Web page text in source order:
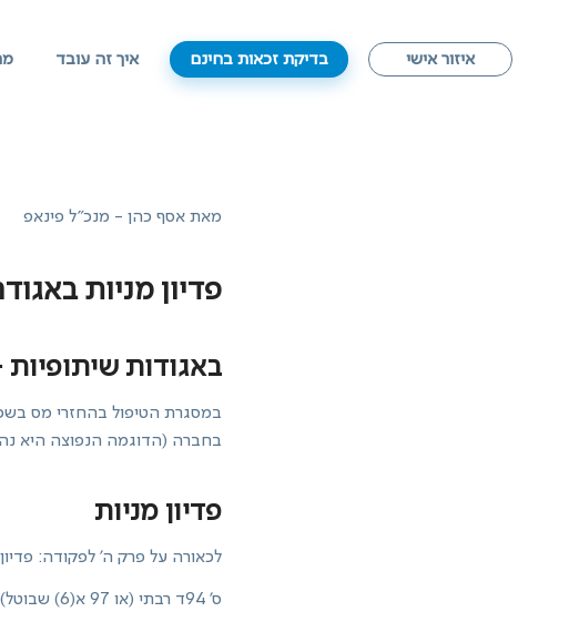
איזור אישי בדיקת זכאות בחינם איך זה עובד
מאת אסף כהן - מנכ"ל פינאפ
פדיון מניות
באגודות שיתופיות
במסגרת הטיפול בהחזרי מס
בחברה (הדוגמה הנפוצה היא
פדיון מניות
לכאורה על פרק ה' לפקודה:
ס' 94ד רבתי (או 97 א(6) שבוטל)- פטור על פדיון מניות באגודה שיתופית.